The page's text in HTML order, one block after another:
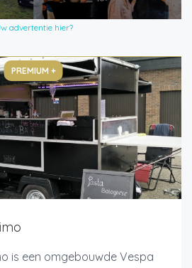
advertentie hier?
PREMIUM +
is een omgebouwde Vespa